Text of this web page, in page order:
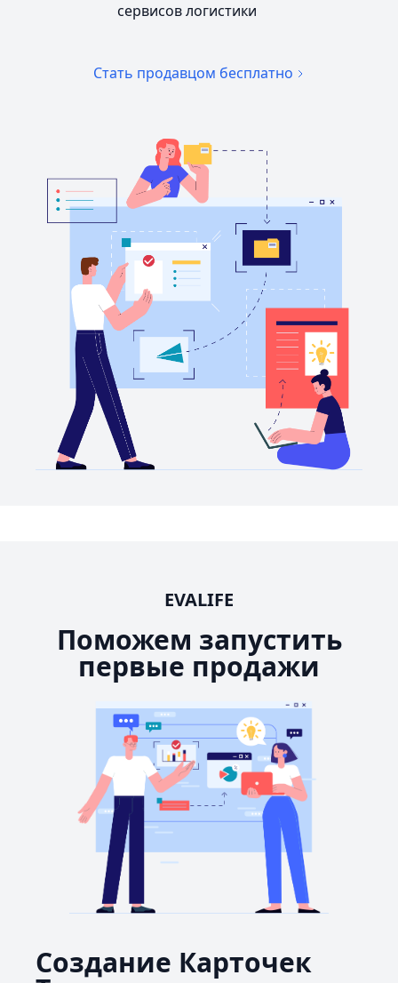
сервисов логистики
Стать продавцом бесплатно
EVALIFE
Поможем запустить
первые продажи
Создание Карточек